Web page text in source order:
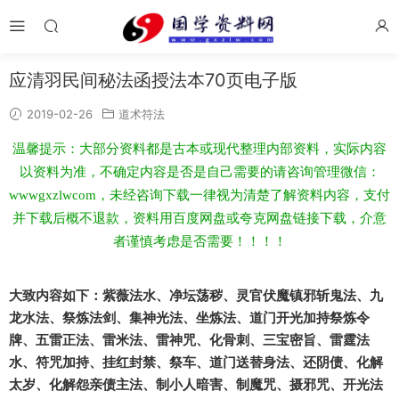
应清羽民间秘法函授法本70页电子版
2019-02-26 道术符法
温馨提示：大部分资料都是古本或现代整理内部资料，实际内容
以资料为准，不确定内容是否是自己需要的请咨询管理微信：
wwwgxzlwcom，未经咨询下载一律视为清楚了解资料内容，支付
并下载后概不退款，资料用百度网盘或夸克网盘链接下载，介意
者谨慎考虑是否需要！！！！
大致内容如下：紫薇法水、净坛荡秽、灵官伏魔镇邪斩鬼法、九
龙水法、祭炼法剑、集神光法、坐炼法、道门开光加持祭炼令
牌、五雷正法、雷米法、雷神咒、化骨刺、三宝密旨、雷霆法
水、符咒加持、挂红封禁、祭车、道门送替身法、还阴债、化解
太岁、化解怨亲债主法、制小人暗害、制魔咒、摄邪咒、开光法